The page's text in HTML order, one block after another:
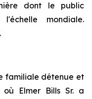
dont le public
mondiale.
.
familiale détenue et
où Elmer Bills Sr. a